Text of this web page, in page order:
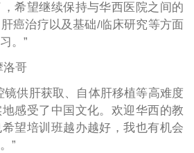
希望继续保持与华西医院之间的
癌治疗以及基础/临床研究等方面
。”
洛哥
镜供肝获取、自体肝移植等高难度
感受了中国文化。欢迎华西的教
望培训班越办越好，我也有机会
”